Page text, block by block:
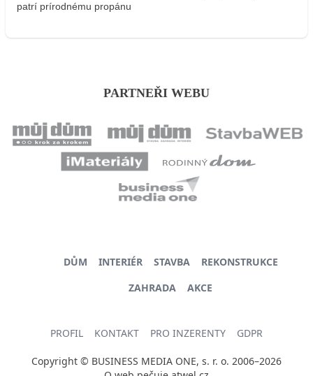
patrí prírodnému propánu
PARTNEŘI WEBU
DŮM INTERIÉR STAVBA
REKONSTRUKCE
ZAHRADA
AKCE
PROFIL KONTAKT PRO INZERENTY GDPR
Copyright © BUSINESS MEDIA ONE, s. r. o. 2006–2026